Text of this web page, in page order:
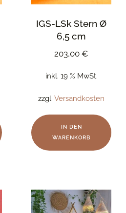
IGS-LSk Stern Ø
6,5 cm
203,00 €
inkl. 19 % MwSt.
zzgl. Versandkosten
IN DEN
WARENKORB